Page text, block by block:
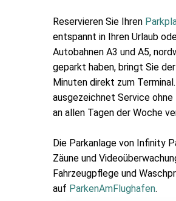
Reservieren Sie Ihren
entspannt in Ihren Urlaub
Autobahnen A3 und A5,
geparkt haben, bringt Sie
Minuten direkt zum
ausgezeichnet Service
an allen Tagen der Woche
Die Parkanlage von Infinity
Zäune und
Fahrzeugpflege und
auf ParkenAmFlughafen.